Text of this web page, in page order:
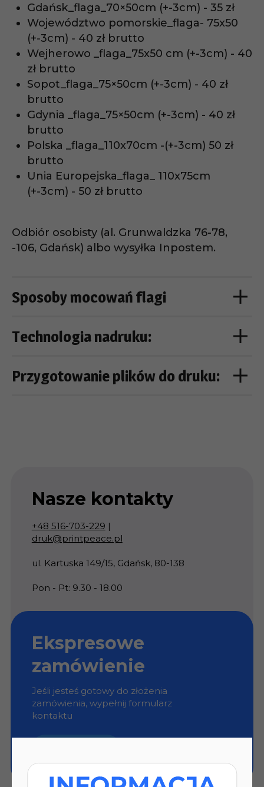
Gdańsk_flaga_70×50cm (+-3cm) - 35 zł
Województwo pomorskie_flaga- 75x50
(+-3cm) - 40 zł brutto
Wejherowo _flaga_75x50 cm (+-3cm) - 40
zł brutto
Sopot_flaga_75×50cm (+-3cm) - 40 zł
brutto
Gdynia _flaga_75×50cm (+-3cm) - 40 zł
brutto
Polska _flaga_110x70cm -(+-3cm) 50 zł
brutto
Unia Europejska_flaga_ 110x75cm
(+-3cm) - 50 zł brutto
Odbiór osobisty (al. Grunwaldzka 76-78,
-106, Gdańsk) albo wysyłka Inpostem.
Sposoby mocowań flagi
Technologia nadruku:
Przygotowanie plików do druku:
Ekspresowe
zamówienie
Jeśli jesteś gotowy do złożenia
zamówienia, wypełnij formularz
kontaktu
Nasze kontakty
+48 516-703-229 |
druk@printpeace.pl
ul. Kartuska 149/15, Gdańsk, 80-138
Pon - Pt: 9.30 - 18.00